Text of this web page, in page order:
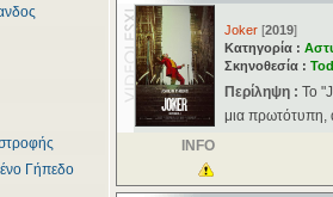
Γήπεδο
Joker [2019]
Κατηγορία :
Σκηνοθεσία :
Περίληψη : Το
μια πρωτότυπη,
INFO